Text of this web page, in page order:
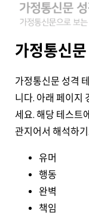
가정통신
가정통신문 성격
니다. 아래 페이지
세요. 해당 테스트
관지어서 해석하
유머
행동
완벽
책임